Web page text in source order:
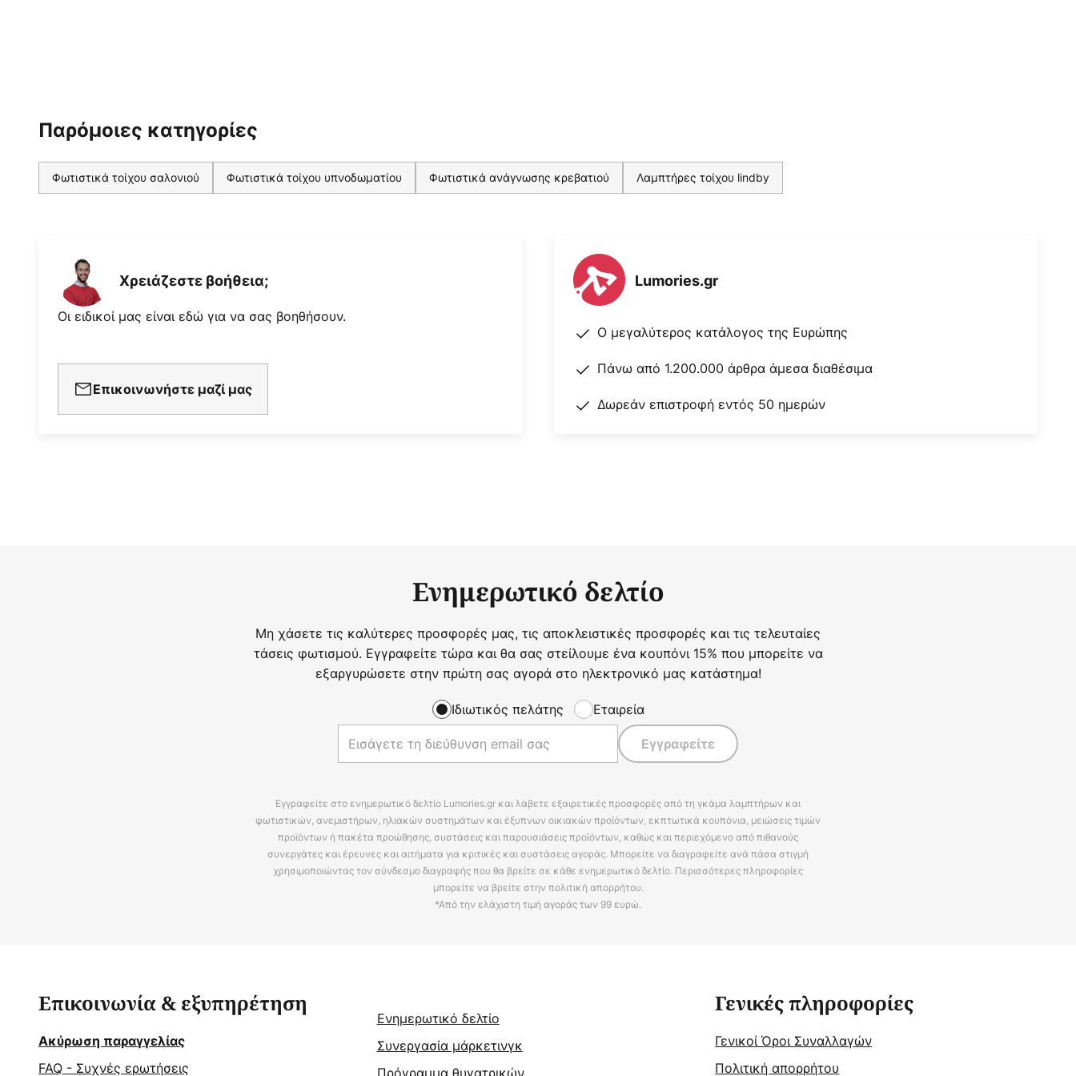
Παρόμοιες κατηγορίες
Φωτιστικά τοίχου σαλονιού Φωτιστικά τοίχου υπνοδωματίου Φωτιστικά ανάγνωσης κρεβατιού Λαμπτήρες τοίχου lindby
Χρειάζεστε βοήθεια;
Οι ειδικοί μας είναι εδώ για να σας βοηθήσουν.
Επικοινωνήστε μαζί μας
Lumories.gr
Ο μεγαλύτερος κατάλογος της Ευρώπης
Πάνω από 1.200.000 άρθρα άμεσα διαθέσιμα
Δωρεάν επιστροφή εντός 50 ημερών
Ενημερωτικό δελτίο
Μη χάσετε τις καλύτερες προσφορές μας, τις αποκλειστικές προσφορές και τις τελευταίες
τάσεις φωτισμού. Εγγραφείτε τώρα και θα σας στείλουμε ένα κουπόνι 15% που μπορείτε να
εξαργυρώσετε στην πρώτη σας αγορά στο ηλεκτρονικό μας κατάστημα!
Ιδιωτικός πελάτης Εταιρεία
Εγγραφείτε
Εγγραφείτε στο ενημερωτικό δελτίο Lumories.gr και λάβετε εξαιρετικές προσφορές από τη γκάμα λαμπτήρων και
φωτιστικών, ανεμιστήρων, ηλιακών συστημάτων και έξυπνων οικιακών προϊόντων, εκπτωτικά κουπόνια, μειώσεις τιμών
προϊόντων ή πακέτα προώθησης, συστάσεις και παρουσιάσεις προϊόντων, καθώς και περιεχόμενο από πιθανούς
συνεργάτες και έρευνες και αιτήματα για κριτικές και συστάσεις αγοράς. Μπορείτε να διαγραφείτε ανά πάσα στιγμή
χρησιμοποιώντας τον σύνδεσμο διαγραφής που θα βρείτε σε κάθε ενημερωτικό δελτίο. Περισσότερες πληροφορίες
μπορείτε να βρείτε στην πολιτική απορρήτου.
*Από την ελάχιστη τιμή αγοράς των 99 ευρώ.
Επικοινωνία & εξυπηρέτηση
Ακύρωση παραγγελίας
FAQ - Συχνές ερωτήσεις
Ενημερωτικό δελτίο
Συνεργασία μάρκετινγκ
Γενικές πληροφορίες
Γενικοί Όροι Συναλλαγών
Πολιτική απορρήτου